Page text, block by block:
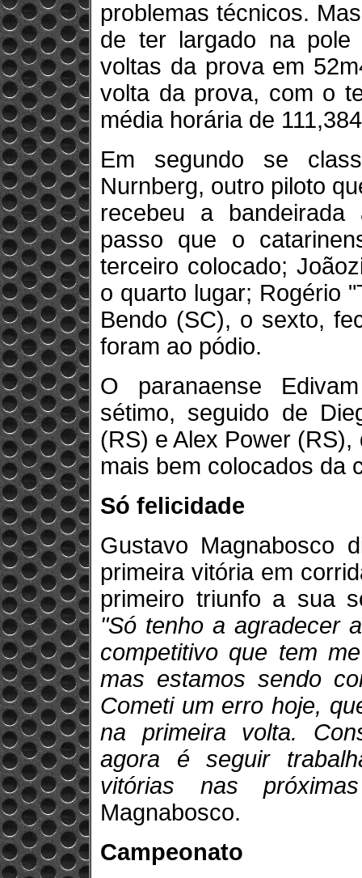
problemas técnicos.
de ter largado na pole
voltas da prova em
volta da prova, com o
média horária de
Em segundo se
Nurnberg, outro piloto
recebeu a
passo que o
terceiro colocado;
o quarto lugar; Rogério
Bendo (SC), o sexto,
foram ao pódio.
O paranaense
sétimo, seguido de
(RS) e Alex Power
mais bem colocados da
Só felicidade
Gustavo Magnabosco
primeira vitória em
primeiro triunfo a sua
"Só tenho a agradecer
competitivo que tem
mas estamos sendo
Cometi um erro hoje,
na primeira volta.
agora é seguir
vitórias nas
Magnabosco.
Campeonato